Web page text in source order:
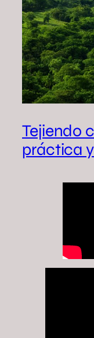
Tejiendo
práctica